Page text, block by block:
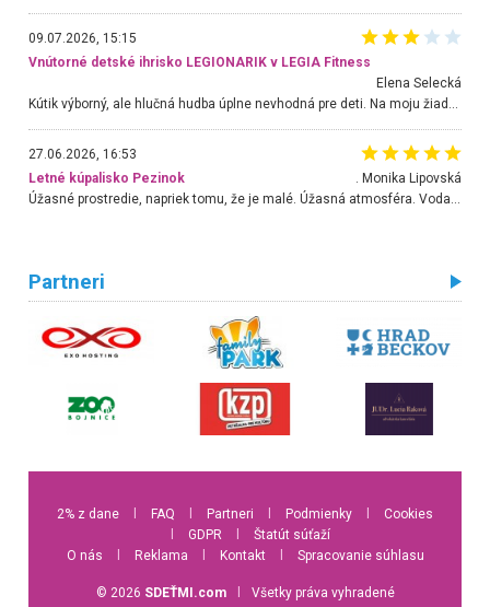
09.07.2026, 15:15
Vnútorné detské ihrisko LEGIONARIK v LEGIA Fitness
Elena Selecká
Kútik výborný, ale hlučná hudba úplne nevhodná pre deti. Na moju žiadosť o aspoň sušenie nereagovali.
27.06.2026, 16:53
Letné kúpalisko Pezinok
. Monika Lipovská
Partneri
2% z dane FAQ Partneri Podmienky
Cookies
GDPR
Štatút súťaží
O nás
Reklama Kontakt Spracovanie súhlasu
© 2026 SDEŤMI.com
Všetky práva vyhradené